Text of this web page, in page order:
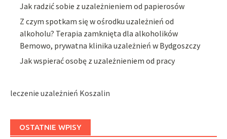
Jak radzić sobie z uzależnieniem od papierosów
Z czym spotkam się w ośrodku uzależnień od
alkoholu? Terapia zamknięta dla alkoholików
Bemowo, prywatna klinika uzależnień w Bydgoszczy
Jak wspierać osobę z uzależnieniem od pracy
leczenie uzależnień Koszalin
OSTATNIE WPISY